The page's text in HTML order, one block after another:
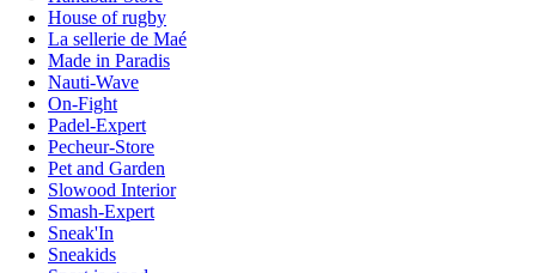
House of rugby
La sellerie de Maé
Made in Paradis
Nauti-Wave
On-Fight
Padel-Expert
Pecheur-Store
Pet and Garden
Slowood Interior
Smash-Expert
Sneak'In
Sneakids